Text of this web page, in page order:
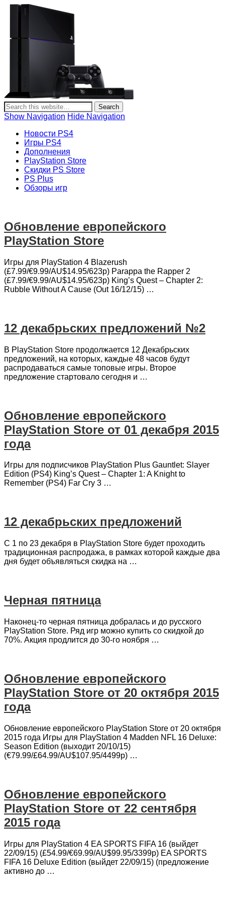
Новости и информация об игровой приставке нового
поколения Sony PlayStation 4, новости игр PS4, обзоры
Show Navigation Hide Navigation
Новости PS4
Игры PS4
Дополнения
PlayStation Store
Скидки PS Store
PS Plus
Обзоры игр
Обновление европейского
PlayStation Store
Игры для PlayStation 4 Blazerush
(£7.99/€9.99/AU$14.95/623p) Parappa the Rapper 2
(£7.99/€9.99/AU$14.95/623p) King’s Quest – Chapter 2:
Rubble Without A Cause (Out 16/12/15) …
12 декабрьских предложений №2
В PlayStation Store продолжается 12 Декабрьских
предложений, на которых, каждые 48 часов будут
распродаваться самые топовые игры. Второе
предложение стартовало сегодня и …
Обновление европейского
PlayStation Store от 01 декабря 2015
года
Игры для подписчиков PlayStation Plus Gauntlet: Slayer
Edition (PS4) King’s Quest – Chapter 1: A Knight to
Remember (PS4) Far Cry 3 …
12 декабрьских предложений
С 1 по 23 декабря в PlayStation Store будет проходить
традиционная распродажа, в рамках которой каждые два
дня будет объявляться скидка на …
Черная пятница
Наконец-то черная пятница добралась и до русского
PlayStation Store. Ряд игр можно купить со скидкой до
70%. Акция продлится до 30-го ноября …
Обновление европейского
PlayStation Store от 20 октября 2015
года
Обновление европейского PlayStation Store от 20 октября
2015 года Игры для PlayStation 4 Madden NFL 16 Deluxe:
Season Edition (выходит 20/10/15)
(€79.99/£64.99/AU$107.95/4499p) …
Обновление европейского
PlayStation Store от 22 сентября
2015 года
Игры для PlayStation 4 EA SPORTS FIFA 16 (выйдет
22/09/15) (£54.99/€69.99/AU$99.95/3399p) EA SPORTS
FIFA 16 Deluxe Edition (выйдет 22/09/15) (предложение
активно до …